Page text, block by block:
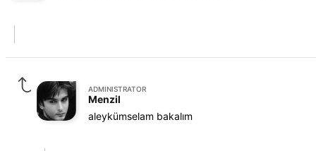
ADMINISTRATOR
Menzil
aleykümselam bakalım